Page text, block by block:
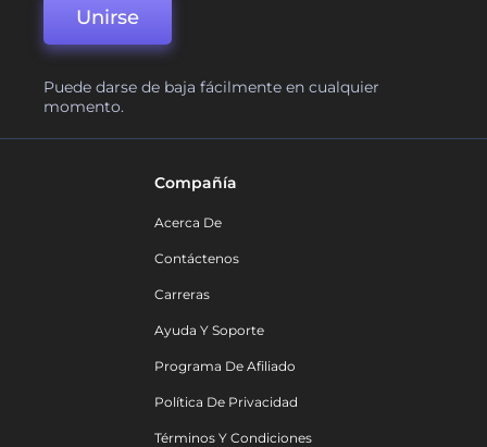
Unirse
Puede darse de baja fácilmente en cualquier
momento.
Compañía
Acerca De
Contáctenos
Carreras
Ayuda Y Soporte
Programa De Afiliado
Política De Privacidad
Términos Y Condiciones